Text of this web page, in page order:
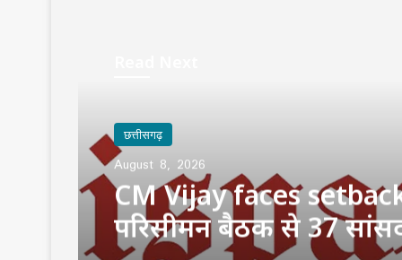
छत्तीसगढ़
August 8, 2026
CM Vijay faces
परिसीमन बैठक से 37